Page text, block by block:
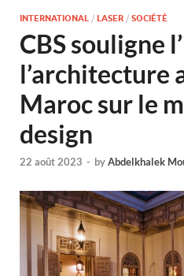
INTERNATIONAL / LASER / SOCIÉTÉ
CBS souligne
l’architecture
Maroc sur le
design
22 août 2023 - byAbdelkhalek